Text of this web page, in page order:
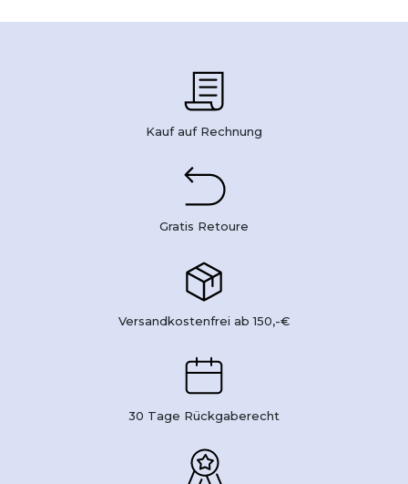
Kauf auf Rechnung
Gratis Retoure
Versandkostenfrei ab 150,-€
30 Tage Rückgaberecht